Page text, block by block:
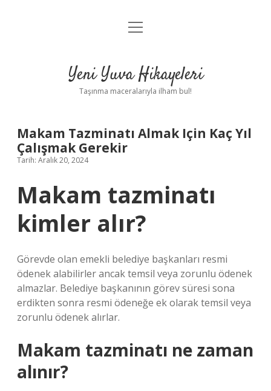
Anasayfa
Yasal Uyarı
menüyü
Yeni Yuva Hikayeleri
Taşınma maceralarıyla ilham bul!
Makam Tazminatı Almak Için Kaç Yıl
Çalışmak Gerekir
Tarih: Aralık 20, 2024
Makam tazminatı
kimler alır?
Görevde olan emekli belediye başkanları resmi
ödenek alabilirler ancak temsil veya zorunlu ödenek
almazlar. Belediye başkanının görev süresi sona
erdikten sonra resmi ödeneğe ek olarak temsil veya
zorunlu ödenek alırlar.
Makam tazminatı ne zaman
alınır?